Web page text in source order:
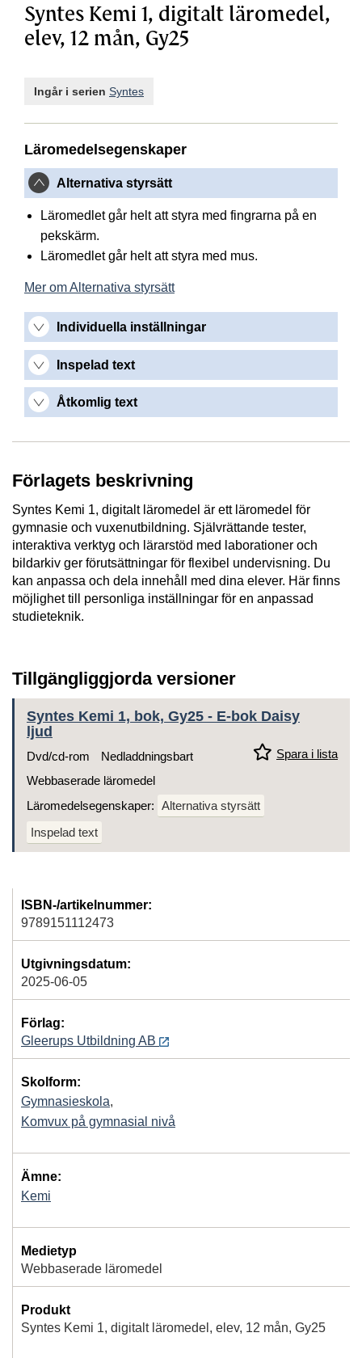
Syntes Kemi 1, digitalt läromedel,
elev, 12 mån, Gy25
Ingår i serien Syntes
Läromedelsegenskaper
Alternativa styrsätt
Läromedlet går helt att styra med fingrarna på en
pekskärm.
Läromedlet går helt att styra med mus.
Mer om Alternativa styrsätt
Individuella inställningar
Inspelad text
Åtkomlig text
Förlagets beskrivning
Syntes Kemi 1, digitalt läromedel är ett läromedel för
gymnasie och vuxenutbildning. Självrättande tester,
interaktiva verktyg och lärarstöd med laborationer och
bildarkiv ger förutsättningar för flexibel undervisning. Du
kan anpassa och dela innehåll med dina elever. Här finns
möjlighet till personliga inställningar för en anpassad
studieteknik.
Tillgängliggjorda versioner
Syntes Kemi 1, bok, Gy25 - E-bok Daisy
ljud
Spara i lista
Dvd/cd-rom
Nedladdningsbart
Webbaserade läromedel
Läromedelsegenskaper: Alternativa styrsätt
Inspelad text
ISBN-/artikelnummer:
9789151112473
Utgivningsdatum:
2025-06-05
Förlag:
Gleerups Utbildning AB
Skolform:
Gymnasieskola,
Komvux på gymnasial nivå
Ämne:
Kemi
Medietyp
Webbaserade läromedel
Produkt
Syntes Kemi 1, digitalt läromedel, elev, 12 mån, Gy25